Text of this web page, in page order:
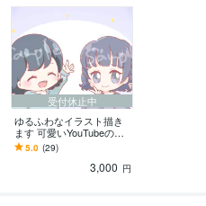
受付休止中
ゆるふわなイラスト描き
ます 可愛いYouTubeのサ
ムネなど、ゆるふわな絵
描きます！
5.0 (29)
3,000 円